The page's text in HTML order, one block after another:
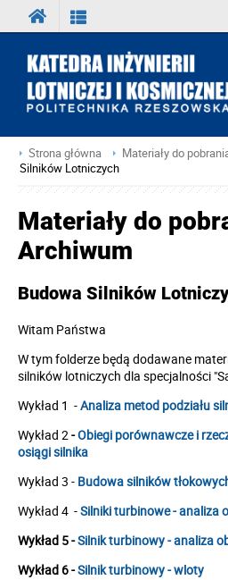
Strona główna Materiały do
Silników Lotniczych
Materiały do
Archiwum
Budowa Silników
Witam Państwa
W tym folderze będą dodawane
silników lotniczych dla specjalności
Wykład 1 -Analiza metod podziału
Wykład 2-Obiegi porównawcze i
osiągi silnika
Wykład 3 - Budowa silników
Wykład 4 -Silniki turbinowe - analiza
Wykład 5 -Silnik turbinowy - analiza
Wykład 6 -Silnik turbinowy - wloty